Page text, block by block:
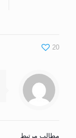
20
مطالب مرتبط